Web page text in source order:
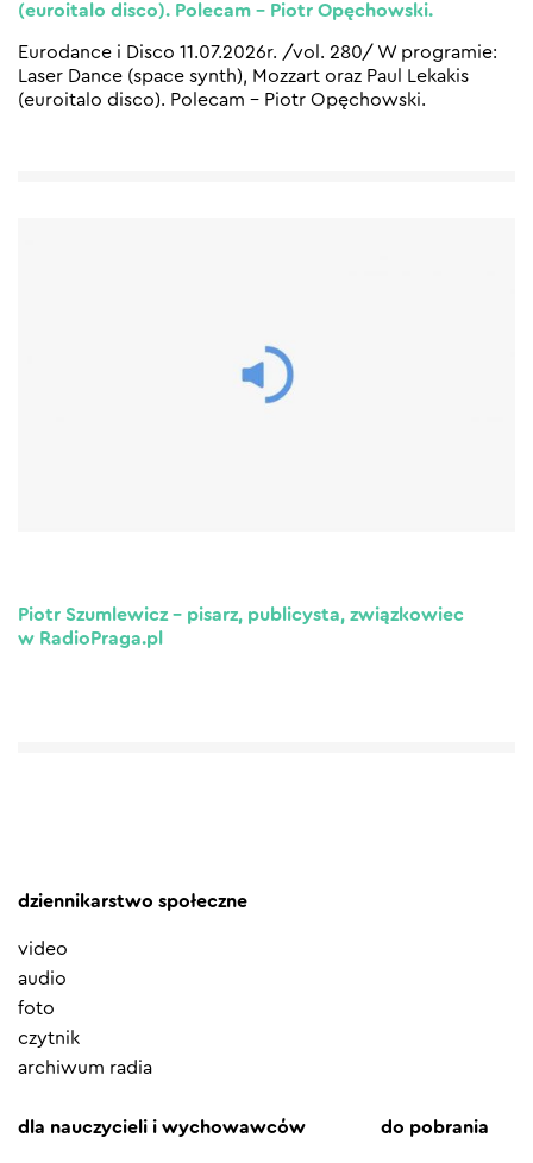
(euroitalo disco). Polecam – Piotr Opęchowski.
Eurodance i Disco 11.07.2026r. /vol. 280/ W programie:
Laser Dance (space synth), Mozzart oraz Paul Lekakis
(euroitalo disco). Polecam – Piotr Opęchowski.
Piotr Szumlewicz – pisarz, publicysta, związkowiec
w RadioPraga.pl
dziennikarstwo społeczne
video
audio
foto
czytnik
archiwum radia
dla nauczycieli i wychowawców do pobrania